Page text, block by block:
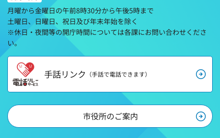
月曜から金曜日の午前8時30分から午後5時まで
土曜日、日曜日、祝日及び年末年始を除く
※休日・夜間等の開庁時間については各課にお問い合わせくださ
い。
手話リンク （手話で電話できます）
市役所のご案内